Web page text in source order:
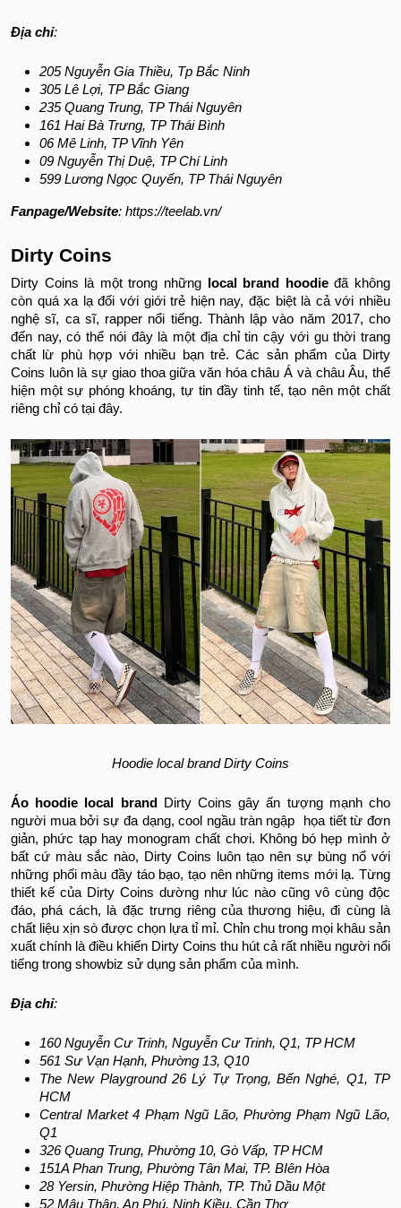
Địa chỉ:
205 Nguyễn Gia Thiều, Tp Bắc Ninh
305 Lê Lợi, TP Bắc Giang
235 Quang Trung, TP Thái Nguyên
161 Hai Bà Trưng, TP Thái Bình
06 Mê Linh, TP Vĩnh Yên
09 Nguyễn Thị Duệ, TP Chí Linh
599 Lương Ngọc Quyến, TP Thái Nguyên
Fanpage/Website: https://teelab.vn/
Dirty Coins
Dirty Coins là một trong những local brand hoodieđã không
còn quá xa lạ đối với giới trẻ hiện nay, đặc biệt là cả với nhiều
nghệ sĩ, ca sĩ, rapper nổi tiếng. Thành lập vào năm 2017, cho
đến nay, có thể nói đây là một địa chỉ tin cậy với gu thời trang
chất lừ phù hợp với nhiều bạn trẻ. Các sản phẩm của Dirty
Coins luôn là sự giao thoa giữa văn hóa châu Á và châu Âu, thể
hiện một sự phóng khoáng, tự tin đầy tinh tế, tạo nên một chất
riêng chỉ có tại đây.
Hoodie local brand Dirty Coins
Áo hoodie local brand
Dirty Coins gây ấn tượng mạnh cho
người mua bởi sự đa dạng, cool ngầu tràn ngập họa tiết từ đơn
giản, phức tạp hay monogram chất chơi. Không bó hẹp mình ở
bất cứ màu sắc nào, Dirty Coins luôn tạo nên sự bùng nổ với
những phối màu đầy táo bạo, tạo nên những items mới lạ. Từng
thiết kế của Dirty Coins dường như lúc nào cũng vô cùng độc
đáo, phá cách, là đặc trưng riêng của thương hiệu, đi cùng là
chất liệu xịn sò được chọn lựa tỉ mỉ. Chỉn chu trong mọi khâu sản
xuất chính là điều khiến Dirty Coins thu hút cả rất nhiều người nổi
tiếng trong showbiz sử dụng sản phẩm của mình.
Địa chỉ:
160 Nguyễn Cư Trinh, Nguyễn Cư Trinh, Q1, TP HCM
561 Sư Vạn Hạnh, Phường 13, Q10
The New Playground 26 Lý Tự Trọng, Bến Nghé, Q1, TP
HCM
Central Market 4 Phạm Ngũ Lão, Phường Phạm Ngũ Lão,
Q1
326 Quang Trung, Phường 10, Gò Vấp, TP HCM
151A Phan Trung, Phường Tân Mai, TP. BIên Hòa
28 Yersin, Phường Hiệp Thành, TP. Thủ Dầu Một
52 Mậu Thân, An Phú, Ninh Kiều, Cần Thơ